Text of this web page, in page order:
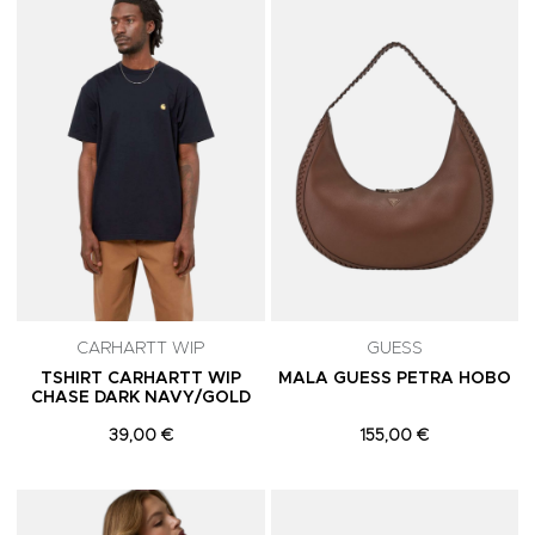
CARHARTT WIP
TSHIRT CARHARTT WIP
CHASE DARK NAVY/GOLD
39,00 €
GUESS
MALA GUESS PETRA HOBO
155,00 €